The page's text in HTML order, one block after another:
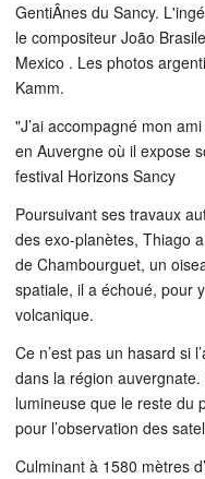
GentiÂnes du Sancy.
le compositeur João
Mexico . Les photos
Kamm.
"J’ai accompagné mon
en Auvergne où il expose
festival Horizons Sancy
Poursuivant ses travaux
des exo-planètes, Thiago
de Chambourguet, un
spatiale, il a échoué, pour
volcanique.
Ce n’est pas un hasard si
dans la région
lumineuse que le reste du
pour l’observation des
Culminant à 1580 mètres